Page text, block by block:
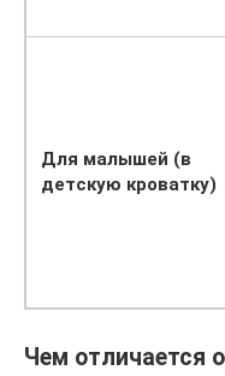
Для малышей (в
детскую кроватку)
Чем отличается